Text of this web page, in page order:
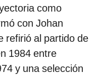
como
con Johan
refirió al partido de
1984 entre
y una selección